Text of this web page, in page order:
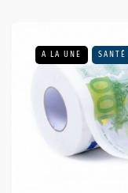
A LA UNE SANTÉ